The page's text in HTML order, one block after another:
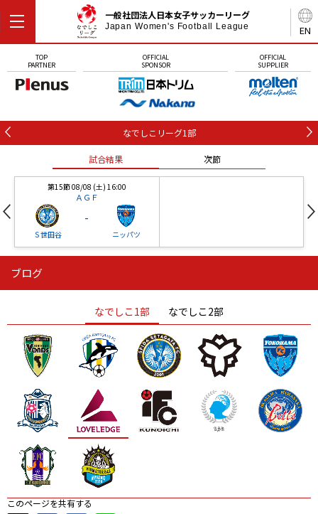
EN
一般社団法人日本女子サッカーリーグ
Japan Women's Football League
TOP
PARTNER
OFFICIAL
SPONSOR
OFFICIAL
SUPPLIER
なでしこリーグ1部
試合結果 次節
第15節 08/08 (土) 16:00
ＡＧＦ
Ｓ世田谷
-
ニッパツ
ニッパツ
ニッパツ 名古屋
石人の星
静岡 愛媛Ｌ
ブログ
なでしこ1部 なでしこ2部
このページを共有する